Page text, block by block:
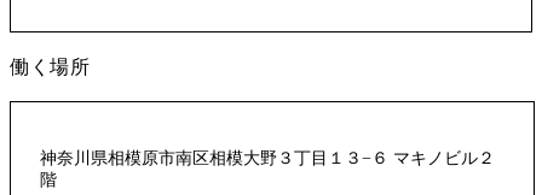
働く場所
神奈川県相模原市南区相模大野３丁目１３−６ マキノビル２
階